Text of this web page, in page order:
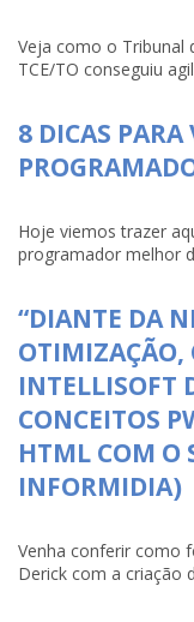
Veja como o Tribunal
TCE/TO conseguiu
8 DICAS PARA
Hoje viemos trazer
programador melhor
“DIANTE DA
OTIMIZAÇÃO,
INTELLISOFT
CONCEITOS
HTML COM O
INFORMIDIA)
Venha conferir como
Derick com a criação